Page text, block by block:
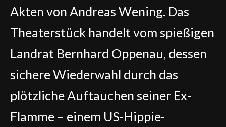
Akten von Andreas Wening. Das
Theaterstück handelt vom spießigen
Landrat Bernhard Oppenau, dessen
sichere Wiederwahl durch das
plötzliche Auftauchen seiner Ex-
Flamme – einem US-Hippie-